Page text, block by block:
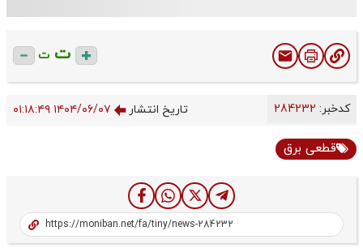
ت ت
کدخبر: تاریخ انتشار ۱۴۰۴/۰۶/۰۷ ۰۱:۱۸:۴۹
قطعی برق